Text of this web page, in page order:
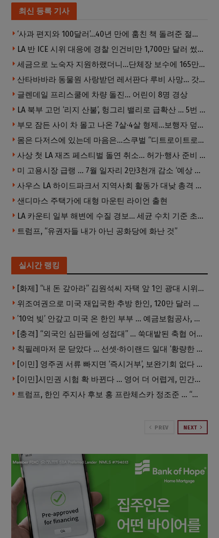
최신 등록 기사
‘사과 편지와 100달러’…40년 만에 훔친 책 돌려준 절도범
LA 반 ICE 시위 대응에 경찰 인건비만 1,700만 달러 썼다.
세금으로 노숙자 지원하랬더니…단체장 보수에 165만달러 ‘펑펑’
산타바바라 동물원 사랑받던 레서판다 루비 사망… 갓 태어난 새끼 2마리 잃은 지 수주 만
글렌데일 프리스쿨에 차량 돌진… 어린이 8명 경상
LA 북부 고먼 ‘리지 산불’, 헝그리 밸리로 급확산 … 5번 Fwy 양방향 전면 폐쇄
부모 잠든 사이 차 몰고 나온 7살·4살 형제…보행자 덮쳐 중태
몸은 다저스에 있는데 마음은…스쿠벌 “디트로이트로 돌아가고파”
사상 첫 LA 재즈 페스티벌 돌연 취소… 허가·행사 준비 문제로 일정 변경
미 고용시장 급랭 … 7월 일자리 2만3천개 감소 ‘예상 밖 쇼크’
사우스 LA 하이드파크서 지역사회 활동가 대낮 총격 사망… 용의자 도주
샌디마스 주택가에 대형 마운틴 라이언 출현
LA 카운티 일부 해변에 수질 경보… 세균 수치 기준 초과, 입수 자제 당부
트럼프, “유권자들 내가 아닌 공화당에 화난 것”
실시간 랭킹
[화제] “내 돈 갚아라” 김원석씨 자택 앞 1인 광대 시위 … 한인 투자사, “108만 달러 못받아”
위조여권으로 미국 재입국한 추방 한인, 120만 달러 은행 사기 행각
’10억 빚’ 안갚고 미국 온 한인 부부 … 예금보험공사, 미국서 소송
[충격] “외국인 심판들에 성접대” … 쑥대밭된 축협 어디까지 추락하나
칙필레마저 문 닫았다 … 선셋·하이랜드 일대 ‘황량한 거리’로
[이민] 영주권 서류 빠지면 ‘즉시거부’, 보완기회 없다 … 이민심사 8월부터 확 바뀐다
[이민]시민권 시험 확 바뀐다 … 영어 더 어렵게, 민간시험 도입 추진
트럼프, 한인 주지사 후보 홍 프란체스카 정조준 … “미치광이다”
PREV NEXT